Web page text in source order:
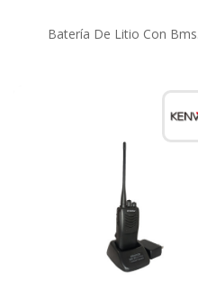
Batería De Litio Con